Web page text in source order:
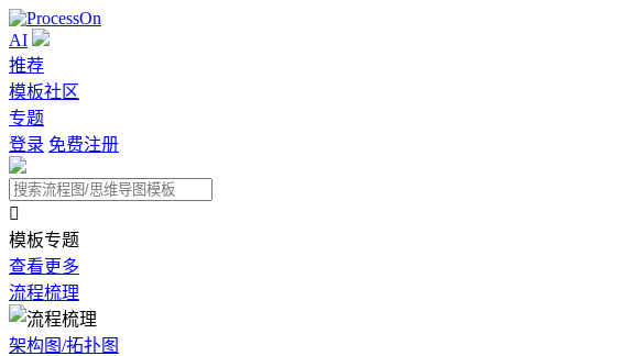
AI
推荐
模板社区
专题
登录 免费注册

模板专题
查看更多
流程梳理
架构图/拓扑图